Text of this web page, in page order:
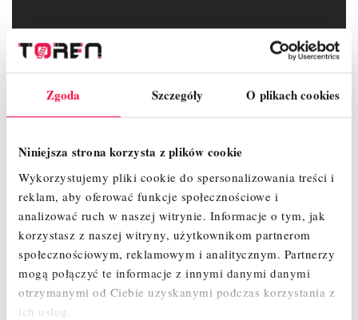
Zgoda Szczegóły O plikach cookies
Niniejsza strona korzysta z plików cookie
Wykorzystujemy pliki cookie do spersonalizowania treści i
reklam, aby oferować funkcje społecznościowe i
analizować ruch w naszej witrynie. Informacje o tym, jak
korzystasz z naszej witryny, użytkownikom partnerom
społecznościowym, reklamowym i analitycznym. Partnerzy
mogą połączyć te informacje z innymi danymi danymi
otrzymanymi od Ciebie uzyskanymi podczas korzystania z
ich usług.
ZAŁĄCZNIKI
OPINIE